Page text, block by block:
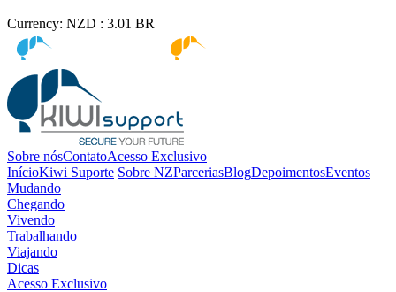
Currency: NZD : 3.01 BR
Sobre nósContatoAcesso Exclusivo
InícioKiwi Suporte Sobre NZParceriasBlogDepoimentosEventos
Mudando
Chegando
Vivendo
Trabalhando
Viajando
Dicas
Acesso Exclusivo